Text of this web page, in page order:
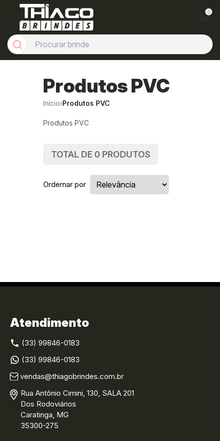
0
Produtos PVC
Início›Produtos PVC
Produtos PVC
TOTAL DE 0 PRODUTOS
Ordernar por
Atendimento
(33) 99846-0183
(33) 99846-0183
vendas@thiagobrindes.com.br
Rua Antônio Cimini, 130, SALA 201
Dos Rodoviários
Caratinga, MG
35300-275